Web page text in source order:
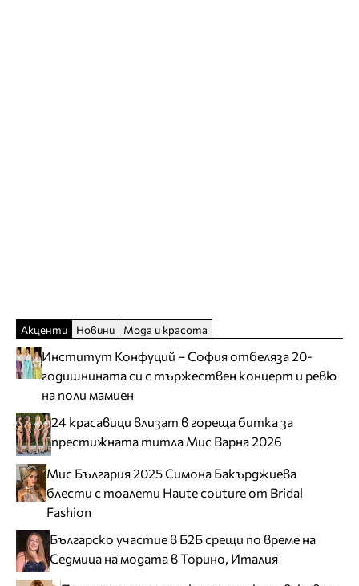
Акценти Новини Мода и красота
Институт Конфуций – София отбеляза 20-
годишнината си с тържествен концерт и ревю
на поли мамиен
24 красавици влизат в гореща битка за
престижната титла Мис Варна 2026
Мис България 2025 Симона Бакърджиева
блести с тоалети Haute couture от Bridal
Fashion
Българско участие в Б2Б срещи по време на
Седмица на модата в Торино, Италия